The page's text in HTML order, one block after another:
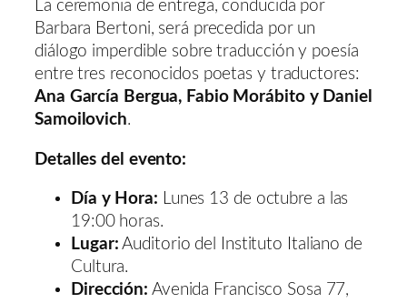
La ceremonia de entrega, conducida por
Barbara Bertoni, será precedida por un
diálogo imperdible sobre traducción y poesía
entre tres reconocidos poetas y traductores:
Ana García Bergua, Fabio Morábito y Daniel
Samoilovich.
Detalles del evento:
Día y Hora: Lunes 13 de octubre a las
19:00 horas.
Lugar: Auditorio del Instituto Italiano de
Cultura.
Dirección: Avenida Francisco Sosa 77,